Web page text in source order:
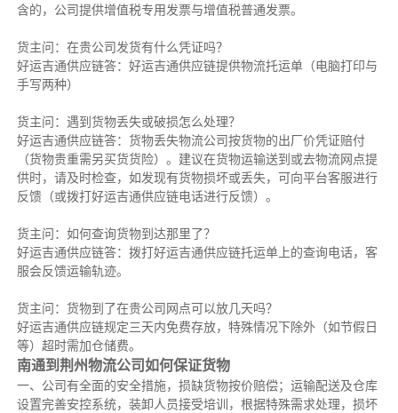
含的，公司提供增值税专用发票与增值税普通发票。
货主问：在贵公司发货有什么凭证吗？
好运吉通供应链答：好运吉通供应链提供物流托运单（电脑打印与
手写两种）
货主问：遇到货物丢失或破损怎么处理？
好运吉通供应链答：货物丢失物流公司按货物的出厂价凭证赔付
（货物贵重需另买货货险）。建议在货物运输送到或去物流网点提
供时，请及时检查，如发现有货物损坏或丢失，可向平台客服进行
反馈（或拨打好运吉通供应链电话进行反馈）。
货主问：如何查询货物到达那里了？
好运吉通供应链答：拨打好运吉通供应链托运单上的查询电话，客
服会反馈运输轨迹。
货主问：货物到了在贵公司网点可以放几天吗？
好运吉通供应链规定三天内免费存放，特殊情况下除外（如节假日
等）超时需加仓储费。
南通到荆州物流公司如何保证货物
一、公司有全面的安全措施，损缺货物按价赔偿；运输配送及仓库
设置完善安控系统，装卸人员接受培训，根据特殊需求处理，损坏